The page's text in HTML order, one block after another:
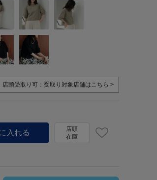
店頭受取り可： 受取り対象店舗はこちら >
店頭
在庫